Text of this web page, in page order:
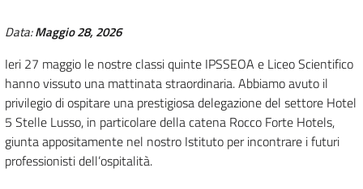
Data:Maggio 28, 2026
Ieri 27 maggio le nostre classi quinte IPSSEOA e Liceo Scientifico
hanno vissuto una mattinata straordinaria. Abbiamo avuto il
privilegio di ospitare una prestigiosa delegazione del settore Hotel
5 Stelle Lusso, in particolare della catena Rocco Forte Hotels,
giunta appositamente nel nostro Istituto per incontrare i futuri
professionisti dell’ospitalità.